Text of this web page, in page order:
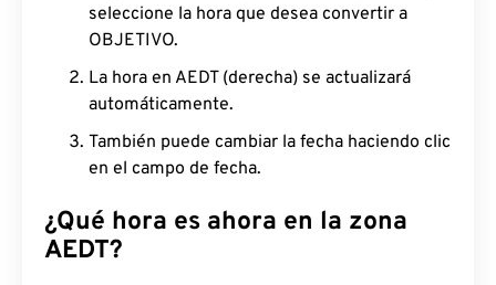
seleccione la hora que desea convertir a
OBJETIVO.
La hora en AEDT (derecha) se actualizará
automáticamente.
También puede cambiar la fecha haciendo clic
en el campo de fecha.
¿Qué hora es ahora en la zona
AEDT?